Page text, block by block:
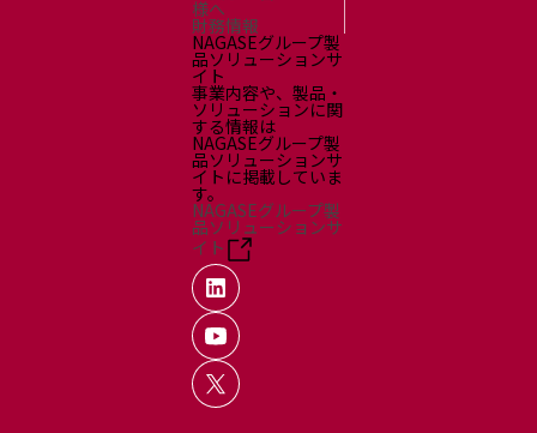
様へ
財務情報
NAGASEグループ製
品ソリューションサ
イト
事業内容や、製品・
ソリューションに関
する情報は
NAGASEグループ製
品ソリューションサ
イトに掲載していま
す。
NAGASEグループ製
品ソリューションサ
イト